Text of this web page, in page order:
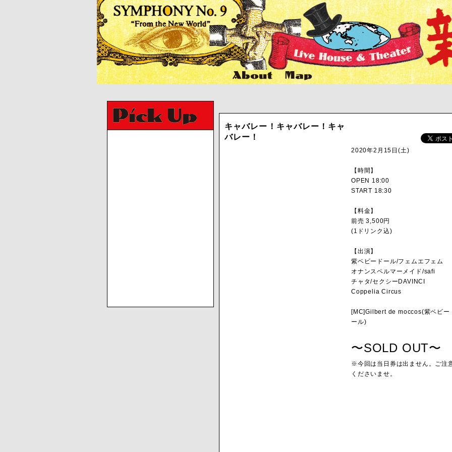
キャバレー！キャバレー！キャ
バレー！
2020年2月15日(土)
【時間】
OPEN 18:00
START 18:30
【料金】
前売 3,500円
(1ドリンク込)
【出演】
紫ベビードール/フェムエフェム
オナンスペルマーメイド/safi
チャタ/セクシーDAVINCI
Coppelia Circus
[MC]Gilbert de moccos(紫ベビー
ール)
〜SOLD OUT〜
※今回は当日券は出ません。ご注
くださいませ。